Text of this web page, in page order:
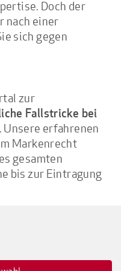
Doch der
nach einer
sich gegen
zur
Fallstricke bei
. Unsere erfahrenen
Markenrecht
gesamten
bis zur Eintragung